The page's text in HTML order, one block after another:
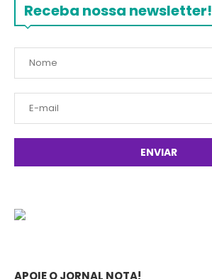
Receba nossa newsletter!
APOIE O JORNAL NOTA!